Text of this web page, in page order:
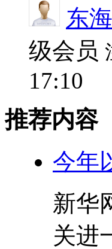
东海
级会员
17:10
推荐内容
今年
新华
关进